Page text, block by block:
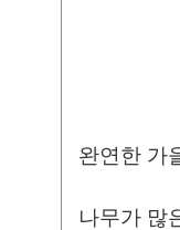
완연한 가
나무가 많